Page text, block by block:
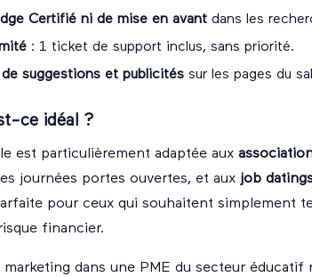
Certifié ni de mise en avant dans les
: 1 ticket de support inclus, sans priorité.
de suggestions et publicités sur les pages du
ce idéal ?
est particulièrement adaptée aux
journées portes ouvertes, et aux job
pour ceux qui souhaitent simplement
financier.
dans une PME du secteur éducatif